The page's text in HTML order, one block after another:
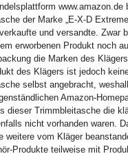
www.amazon.de
der Marke „E-X-D
und versandte. Zwar
erworbenen Produkt noch
die Marken des
des Klägers ist jedoch
selbst angebracht,
Amazon-
dieser Trimmbleitasche die
nicht vorhanden waren.
weitere vom Kläger
Produkte teilweise mit